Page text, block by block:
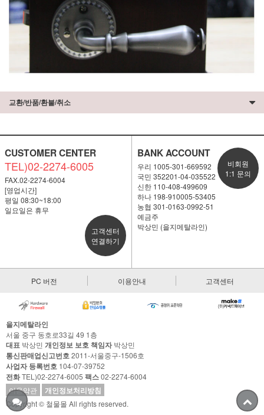
교환/반품/환불/취소
CUSTOMER CENTER
TEL)02-2274-6005
FAX.02-2274-6004
[영업시간]
평일 08:30~18:00
일요일은 휴무
고객센터
연결하기
BANK ACCOUNT
우리 1005-301-669592
국민 352201-04-035522
신한 110-408-499609
하나 198-910005-53405
농협 301-0163-0992-51
예금주
박상민 (을지메탈라인)
비회원
1:1 문의
PC 버전 이용안내 고객센터
을지메탈라인
서울 중구 동호로33길 49 1층
대표 박상민 개인정보 보호 책임자박상민
통신판매업신고번호2011-서울중구-1506호
사업자 등록번호 104-07-39752
전화TEL)02-2274-6005 팩스02-2274-6004
이용약관
개인정보처리방침
Copyright © 철물몰 All rights reserved.